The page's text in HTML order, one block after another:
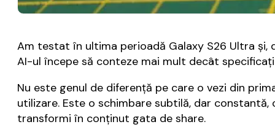
Am testat în ultima perioadă Galaxy S26 Ultra
AI-ul începe să conteze mai mult decât
Nu este genul de diferență pe care o vezi din
utilizare. Este o schimbare subtilă, dar
transformi în conținut gata de share.